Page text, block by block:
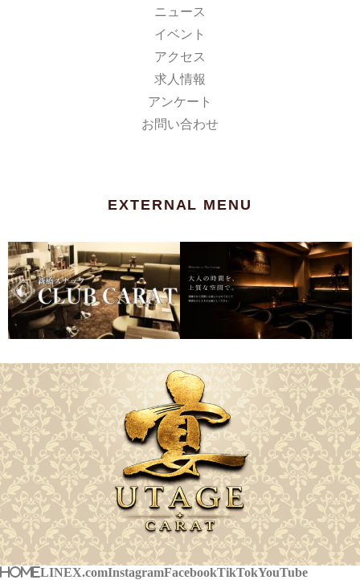
ニュース
イベント
アクセス
求人情報
アンケート
お問い合わせ
EXTERNAL MENU
HOMELINEX.comInstagramFacebookTikTokYouTube